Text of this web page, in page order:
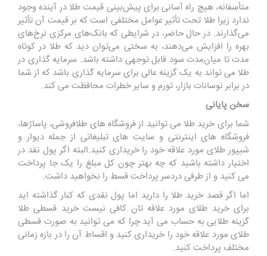
متأسفانه، هیچ راه آسانی برای پیش‌بینی قیمت طلا در آینده وجود
ندارد زیرا طلا تحت تأثیر عوامل مختلفی است که بر قیمت آن تأثیر
می‌گذارند. در حال حاضر، در شرایطی که بانک‌های مرکزی نرخ‌های
بهره را افزایش می‌دهند، به سختی می‌توان دید که طلا در کوتاه‌
مدت تا میان‌مدت سود قابل توجهی داشته باشد. سرمایه گذاری در
طلا می تواند به یک گزینه عالی برای سرمایه گذاری باشد که از شما
در برابر نوسانات بازار، تورم و سایر خطرات محافظت می کند.
سخن پایانی
شما برای خرید طلا می توانید از فروشگاه های طلافروشی، پاساژها،
فروشگاه های اینترنتی و سایت های تبلیغاتی از جمله دیوار و
شیپور طلای مورد علاقه خود را خریداری کنید.البته اگر پول نقد در
اختیار داشته باشید که چه بهتر چون کل مبلغ را یک جا پرداخت
می کنید و از طرفی دردسر پرداخت قسط را نخواهید داشت.
اما اگر قصد خرید طلا را دارید اما پول نقدی که کنار گذاشته اید
برای خرید طلای مورد علاقه تان کافی نیست خرید قسطی طلا
گزینه طلایی به حساب می آید چرا که می توانید به صورت قسطی
طلای مورد علاقه خود را خریداری کنید و اقساط آن را در بازه زمانی
مختلف پرداخت کنید.